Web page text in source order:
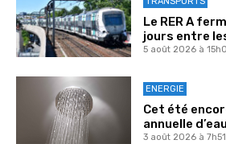
Le RER A
jours entre
5 août 2026 à
ENERGIE
Cet été
annuelle
3 août 2026 à 7h51